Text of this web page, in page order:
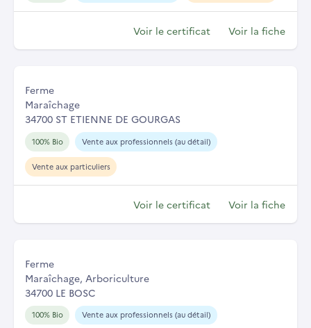
Voir le certificat Voir la fiche
Ferme
Maraîchage
34700 ST ETIENNE DE GOURGAS
100% Bio Vente aux professionnels (au détail)
Vente aux particuliers
Voir le certificat Voir la fiche
Ferme
Maraîchage, Arboriculture
34700 LE BOSC
100% Bio Vente aux professionnels (au détail)